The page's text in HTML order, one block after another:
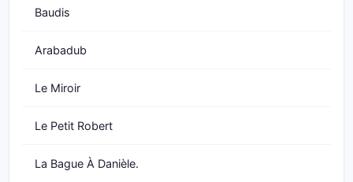
Baudis
Arabadub
Le Miroir
Le Petit Robert
La Bague À Danièle.